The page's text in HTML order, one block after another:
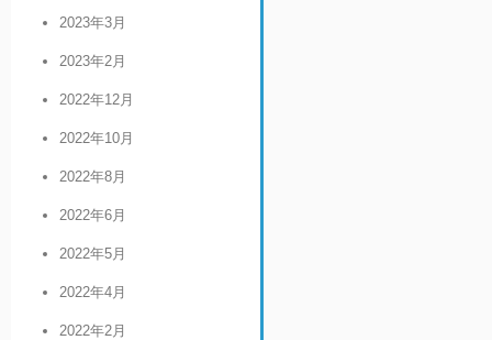
2023年3月
2023年2月
2022年12月
2022年10月
2022年8月
2022年6月
2022年5月
2022年4月
2022年2月